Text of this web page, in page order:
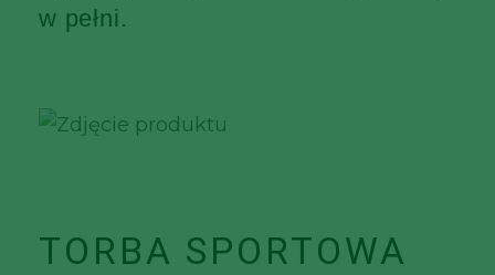
w pełni.
TORBA SPORTOWA